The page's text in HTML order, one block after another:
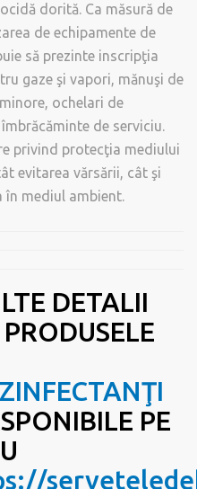
dorită. Ca măsură de
de echipamente de
să prezinte inscripţia
gaze şi vapori, mănuşi de
ochelari de
de serviciu.
privind protecţia mediului
evitarea vărsării, cât şi
în mediul ambient.
DETALII
ŢI
PE